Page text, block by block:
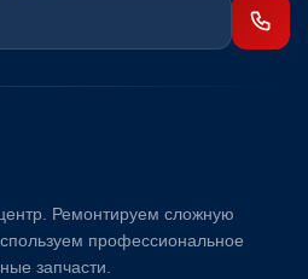
Ремонтируем сложную
профессиональное
запчасти.